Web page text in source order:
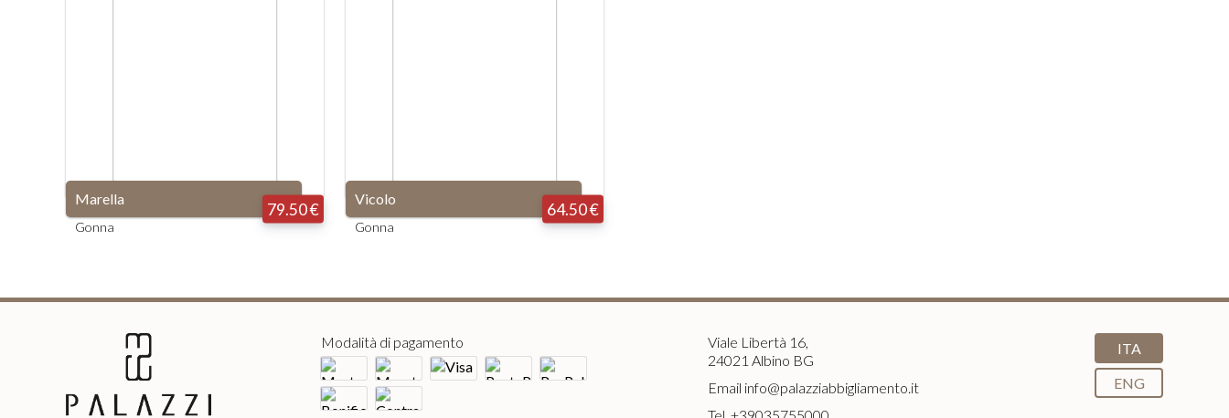
Marella
Gonna
79.50 €
Vicolo
Gonna
64.50 €
Modalità di pagamento
Viale Libertà 16,
24021 Albino BG
Email info@palazziabbigliamento.it
Tel. +39035755000
ITA
ENG